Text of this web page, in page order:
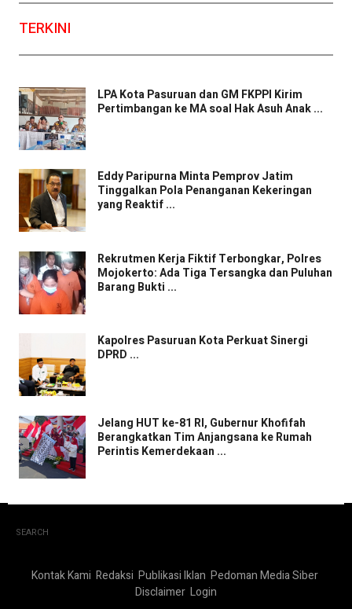
TERKINI
LPA Kota Pasuruan dan GM FKPPI Kirim
Pertimbangan ke MA soal Hak Asuh Anak ...
Eddy Paripurna Minta Pemprov Jatim
Tinggalkan Pola Penanganan Kekeringan
yang Reaktif ...
Rekrutmen Kerja Fiktif Terbongkar, Polres
Mojokerto: Ada Tiga Tersangka dan Puluhan
Barang Bukti ...
Kapolres Pasuruan Kota Perkuat Sinergi
DPRD ...
Jelang HUT ke-81 RI, Gubernur Khofifah
Berangkatkan Tim Anjangsana ke Rumah
Perintis Kemerdekaan ...
SEARCH
Kontak Kami Redaksi Publikasi Iklan Pedoman Media Siber
Disclaimer Login